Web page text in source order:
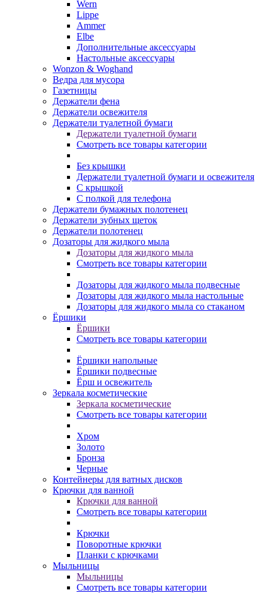
Wern
Lippe
Ammer
Elbe
Дополнительные аксессуары
Настольные аксессуары
Wonzon & Woghand
Ведра для мусора
Газетницы
Держатели фена
Держатели освежителя
Держатели туалетной бумаги
Держатели туалетной бумаги
Смотреть все товары категории
Без крышки
Держатели туалетной бумаги и освежителя
С крышкой
С полкой для телефона
Держатели бумажных полотенец
Держатели зубных щеток
Держатели полотенец
Дозаторы для жидкого мыла
Дозаторы для жидкого мыла
Смотреть все товары категории
Дозаторы для жидкого мыла подвесные
Дозаторы для жидкого мыла настольные
Дозаторы для жидкого мыла со стаканом
Ёршики
Ёршики
Смотреть все товары категории
Ёршики напольные
Ёршики подвесные
Ёрш и освежитель
Зеркала косметические
Зеркала косметические
Смотреть все товары категории
Хром
Золото
Бронза
Черные
Контейнеры для ватных дисков
Крючки для ванной
Крючки для ванной
Смотреть все товары категории
Крючки
Поворотные крючки
Планки с крючками
Мыльницы
Мыльницы
Смотреть все товары категории